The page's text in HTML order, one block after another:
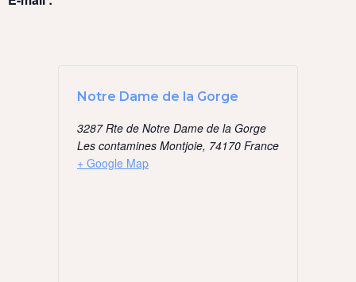
Notre Dame de la Gorge
3287 Rte de Notre Dame de la Gorge
Les contamines Montjoie, 74170 France
+ Google Map